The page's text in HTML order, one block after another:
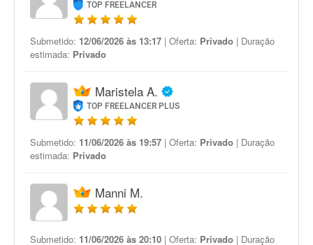
TOP FREELANCER
Submetido: 12/06/2026 às 13:17 | Oferta: Privado | Duração
estimada: Privado
Maristela A.
TOP FREELANCER PLUS
Submetido: 11/06/2026 às 19:57 | Oferta: Privado | Duração
estimada: Privado
Manni M.
Submetido: 11/06/2026 às 20:10 | Oferta: Privado | Duração